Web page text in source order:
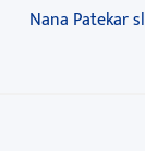
Nana Patekar